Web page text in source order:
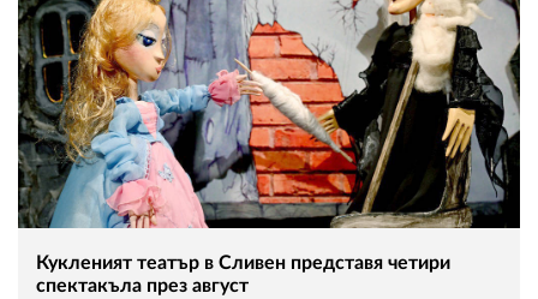
Кукленият театър в Сливен представя четири
спектакъла през август